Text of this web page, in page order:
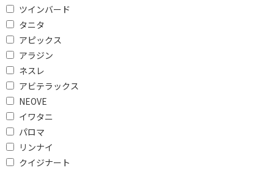
ツインバード
タニタ
アピックス
アラジン
ネスレ
アビテラックス
NEOVE
イワタニ
パロマ
リンナイ
クイジナート
331mm未満
351～381mm未満
401～451mm未満
庫内形状で絞り込む
周波数（㎐）で絞り込む
50/60Hz